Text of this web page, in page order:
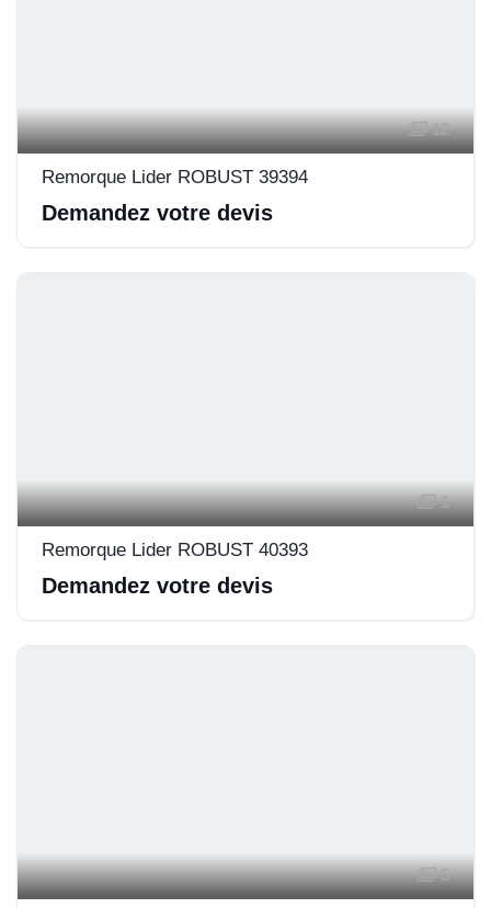
12
Remorque Lider ROBUST 39394
Demandez votre devis
1
Remorque Lider ROBUST 40393
Demandez votre devis
5